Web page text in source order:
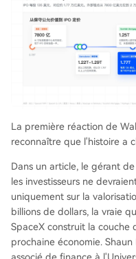
La première réaction de
reconnaître que l'histoire a
Dans un article, le gérant
les investisseurs ne
uniquement sur la
billions de dollars, la vraie
SpaceX construit la couche
prochaine économie. Shaun